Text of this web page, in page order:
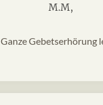
M.M,
Ganze Gebetserhörung